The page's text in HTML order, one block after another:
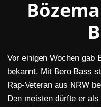
Vor einigen Wochen gab
bekannt. Mit Bero Bass
Rap-Veteran aus NRW
Den meisten dürfte er